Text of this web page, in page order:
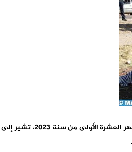
قال وزير النقل واللوجيستيك، محمد عبد الجليل، إن الإحصائيات المؤقتة للأشهر العشرة الأولى من سنة 2023، تشير إلى